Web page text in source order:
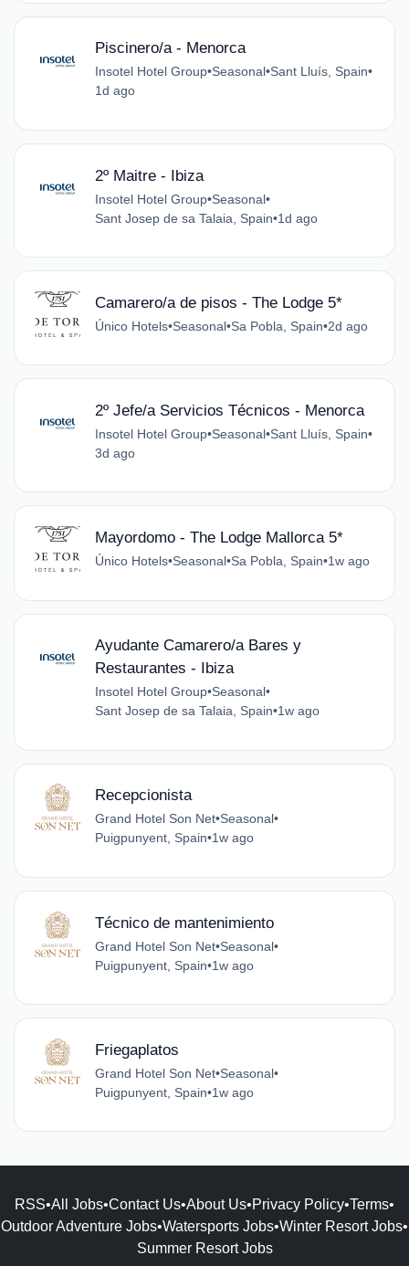
Piscinero/a - Menorca
Insotel Hotel Group•Seasonal•Sant Lluís, Spain•
1d ago
2º Maitre - Ibiza
Insotel Hotel Group•Seasonal•
Sant Josep de sa Talaia, Spain•1d ago
Camarero/a de pisos - The Lodge 5*
Único Hotels•Seasonal•Sa Pobla, Spain•2d ago
2º Jefe/a Servicios Técnicos - Menorca
Insotel Hotel Group•Seasonal•Sant Lluís, Spain•
3d ago
Mayordomo - The Lodge Mallorca 5*
Único Hotels•Seasonal•Sa Pobla, Spain•1w ago
Ayudante Camarero/a Bares y
Restaurantes - Ibiza
Insotel Hotel Group•Seasonal•
Sant Josep de sa Talaia, Spain•1w ago
Recepcionista
Grand Hotel Son Net•Seasonal•
Puigpunyent, Spain•1w ago
Técnico de mantenimiento
Grand Hotel Son Net•Seasonal•
Puigpunyent, Spain•1w ago
Friegaplatos
Grand Hotel Son Net•Seasonal•
Puigpunyent, Spain•1w ago
RSS•All Jobs•Contact Us•About Us•Privacy Policy•Terms•
Outdoor Adventure Jobs•Watersports Jobs•Winter Resort Jobs•
Summer Resort Jobs